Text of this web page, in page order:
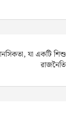
যা একটি